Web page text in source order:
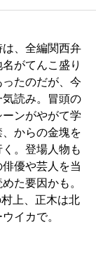
、全編関西弁
がてんこ盛り
たのだが、今
読み。冒頭の
ンがやがて学
からの金塊を
。登場人物も
優や芸人を当
た要因かも。
上、正木は北
イカで。